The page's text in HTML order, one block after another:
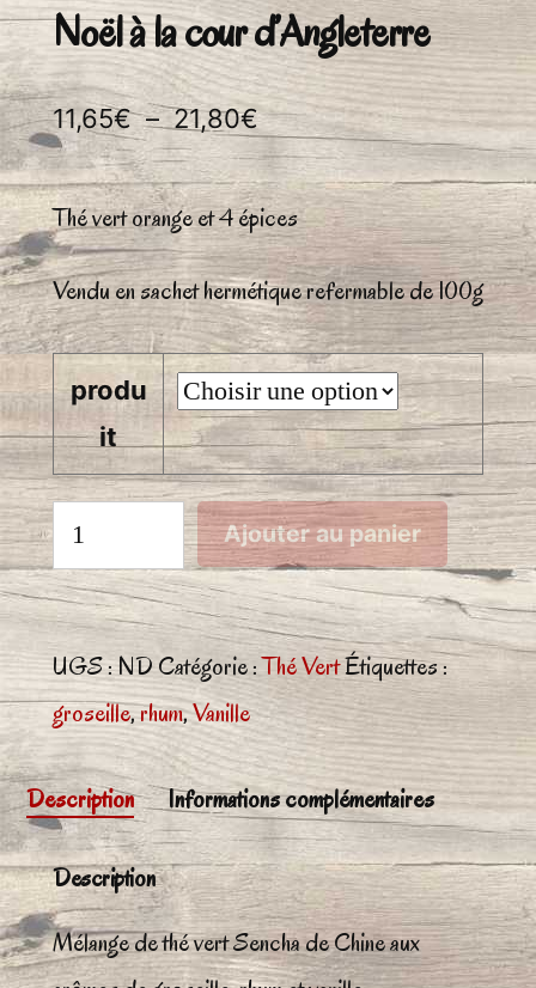
Noël à la cour d’Angleterre
11,65€ – 21,80€Plage
de
prix :
11,65€
à
21,80€
Thé vert orange et 4 épices
Vendu en sachet hermétique refermable de 100g
produ
it
quantité
de
Noël
à
la
cour
d'Angleterre
Ajouter au panier
UGS :NDCatégorie :Thé VertÉtiquettes :
groseille,rhum,Vanille
Description Informations complémentaires
Description
Mélange de thé vert Sencha de Chine aux